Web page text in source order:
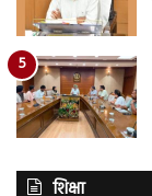
शिक्षा